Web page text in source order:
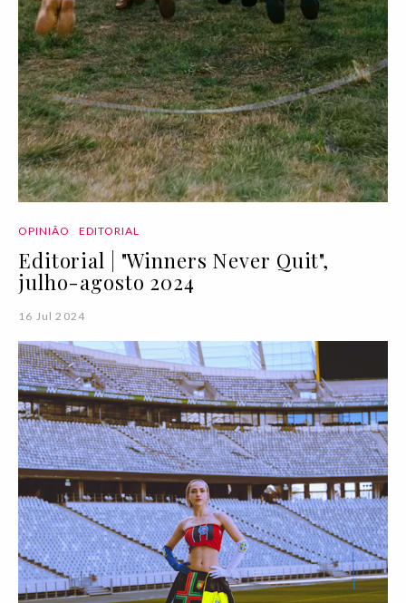
OPINIÃO EDITORIAL
Editorial | "Winners Never Quit",
julho-agosto 2024
16 Jul 2024